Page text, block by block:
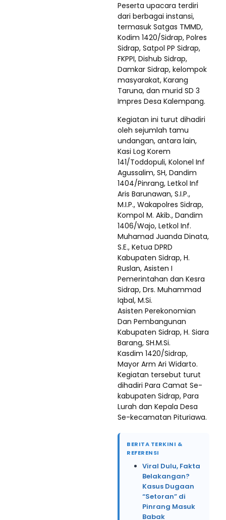
Peserta upacara terdiri
dari berbagai instansi,
termasuk Satgas TMMD,
Kodim 1420/Sidrap, Polres
Sidrap, Satpol PP Sidrap,
FKPPI, Dishub Sidrap,
Damkar Sidrap, kelompok
masyarakat, Karang
Taruna, dan murid SD 3
Impres Desa Kalempang.
Kegiatan ini turut dihadiri
oleh sejumlah tamu
undangan, antara lain,
Kasi Log Korem
141/Toddopuli, Kolonel Inf
Agussalim, SH, Dandim
1404/Pinrang, Letkol Inf
Aris Barunawan, S.I.P.,
M.I.P., Wakapolres Sidrap,
Kompol M. Akib., Dandim
1406/Wajo, Letkol Inf.
Muhamad Juanda Dinata,
S.E., Ketua DPRD
Kabupaten Sidrap, H.
Ruslan, Asisten I
Pemerintahan dan Kesra
Sidrap, Drs. Muhammad
Iqbal, M.Si.
Asisten Perekonomian
Dan Pembangunan
Kabupaten Sidrap, H. Siara
Barang, SH.M.Si.
Kasdim 1420/Sidrap,
Mayor Arm Ari Widarto.
Kegiatan tersebut turut
dihadiri Para Camat Se-
kabupaten Sidrap, Para
Lurah dan Kepala Desa
Se-kecamatan Pituriawa.
BERITA TERKINI &
REFERENSI
Viral Dulu, Fakta
Belakangan?
Kasus Dugaan
“Setoran” di
Pinrang Masuk
Babak